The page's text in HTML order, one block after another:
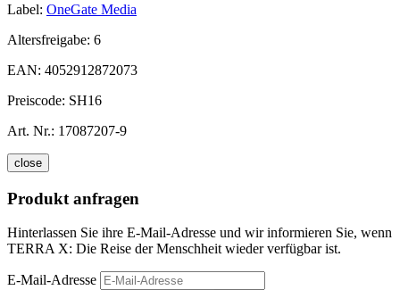
Label: OneGate Media
Altersfreigabe: 6
EAN: 4052912872073
Preiscode: SH16
Art. Nr.: 17087207-9
close
Produkt anfragen
Hinterlassen Sie ihre E-Mail-Adresse und wir informieren Sie, wenn
TERRA X: Die Reise der Menschheit wieder verfügbar ist.
E-Mail-Adresse